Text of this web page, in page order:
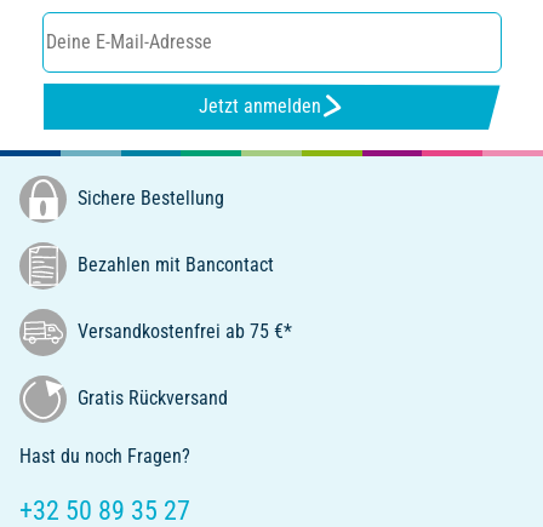
Jetzt anmelden
Sichere Bestellung
Bezahlen mit Bancontact
Versandkostenfrei ab 75 €*
Gratis Rückversand
Hast du noch Fragen?
+32 50 89 35 27